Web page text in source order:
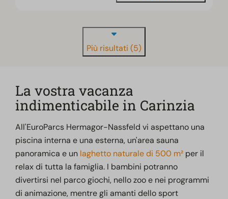
Più risultati (5)
La vostra vacanza
indimenticabile in Carinzia
All'EuroParcs Hermagor-Nassfeld vi aspettano una
piscina interna e una esterna, un'area sauna
panoramica e un laghetto naturale di 500 m² per il
relax di tutta la famiglia. I bambini potranno
divertirsi nel parco giochi, nello zoo e nei programmi
di animazione, mentre gli amanti dello sport